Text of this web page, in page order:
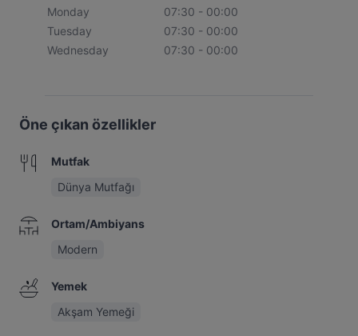
Monday
07:30 - 00:00
Tuesday
07:30 - 00:00
Wednesday
07:30 - 00:00
Öne çıkan özellikler
Mutfak
Dünya Mutfağı
Ortam/Ambiyans
Modern
Yemek
Akşam Yemeği